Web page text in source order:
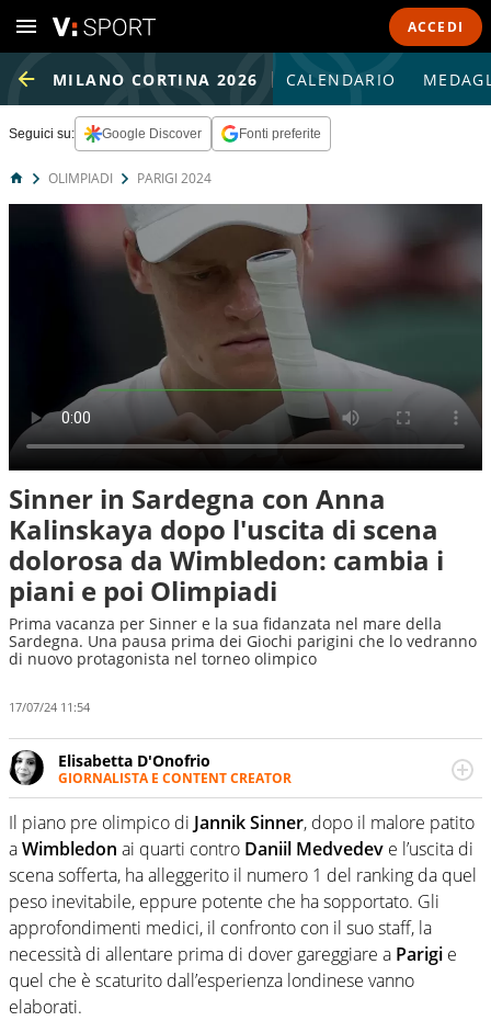
ACCEDI
MILANO CORTINA 2026 CALENDARIO
Seguici su: Google Discover Fonti preferite
OLIMPIADI PARIGI 2024
Sinner in Sardegna con Anna
Kalinskaya dopo l'uscita di scena
dolorosa da Wimbledon: cambia i
piani e poi Olimpiadi
Prima vacanza per Sinner e la sua fidanzata nel mare della
Sardegna. Una pausa prima dei Giochi parigini che lo vedranno
di nuovo protagonista nel torneo olimpico
17/07/24 11:54
Elisabetta D'Onofrio
GIORNALISTA E CONTENT CREATOR
Giornalista professionista dal 2007, scrive per curiosità
personale e necessità: soprattutto di calcio, di sport e dei
suoi protagonisti, concedendosi innocenti evasioni
nell'ambito della creazione di format. Un tempo ala
destra, oggi si sente a suo agio nel ruolo di libero. Cura
una classifica riservata dei migliori 5 calciatori di sempre.
Il piano pre olimpico di Jannik Sinner, dopo il malore patito
aWimbledon ai quarti contro Daniil Medvedev e l’uscita di
scena sofferta, ha alleggerito il numero 1 del ranking da quel
peso inevitabile, eppure potente che ha sopportato. Gli
approfondimenti medici, il confronto con il suo staff, la
necessità di allentare prima di dover gareggiare a Parigi e
quel che è scaturito dall’esperienza londinese vanno
elaborati.